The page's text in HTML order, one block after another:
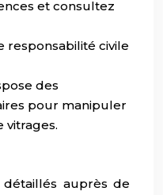
et consultez
responsabilité civile
des
pour manipuler
vitrages.
auprès de